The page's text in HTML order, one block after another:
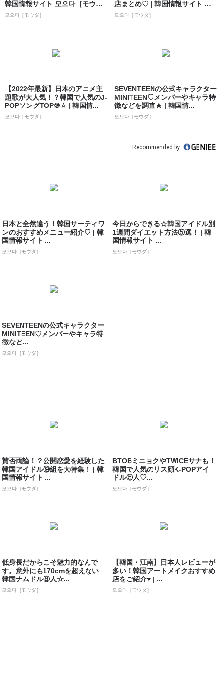
韓国情報サイト 모으다［モウ
ダ］
모으다［モウダ］
店まとめ♡ | 韓国情報サイト 모
으다［モ...
모으다［モウダ］
【2022年最新】日本のアニメ主
題歌が大人気！？韓国で人気のJ-
POPソングTOP⑩☆ | 韓国情...
모으다［モウダ］
SEVENTEENの公式キャラクター
MINITEEN♡メンバーやキャラ特
徴などを調査★ | 韓国情...
모으다［モウダ］
Recommended by
日本と全然違う！韓国サーティワ
ンのおすすめメニュー紹介♡ | 韓
国情報サイト ...
모으다［モウダ］
今日からできる☆韓国アイドル別
1週間ダイエット方法⑤選！ | 韓
国情報サイト ...
모으다［モウダ］
SEVENTEENの公式キャラクター
MINITEEN♡メンバーやキャラ特
徴など...
모으다［モウダ］
賛否両論！？公開恋愛を経験した
韓国アイドル⑲組を大特集！ | 韓
国情報サイト ...
모으다［モウダ］
BTOBミニョクやTWICEサナも！
韓国で人気のリス顔K-POPアイ
ドル⑤人♡...
모으다［モウダ］
低身長だからこそ魅力的なんで
す。意外にも170cmを超えない
韓国ナムドル⑧人☆...
모으다［モウダ］
【韓国・江南】日本人レビューが
多い！韓国アートメイクおすすめ
店をご紹介♥ | ...
모으다［モウダ］